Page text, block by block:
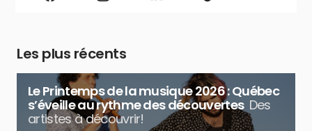
Les plus récents
Le Printemps de la musique 2026 : Québec
s’éveille au rythme des découvertes Des
artistes à découvrir!